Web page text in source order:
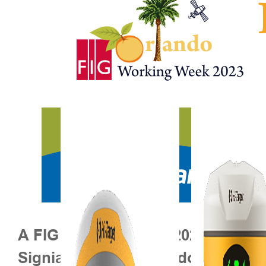
Todos os produtos
A FIG Working Week 2023 será
Signia by Hilton Orlando Bonnet